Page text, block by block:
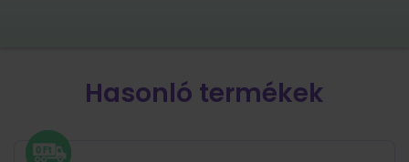
Hasonló termékek